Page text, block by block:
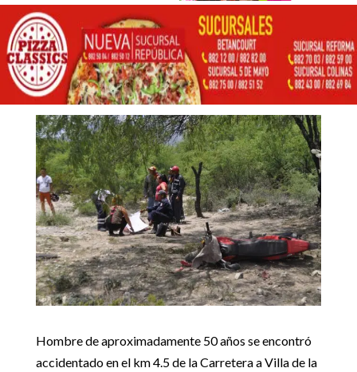
 Inicio 5 Noticias locales 5
Accidente de motociclista en carretera a la paz
ACCIDENTE DE
MOTOCICLISTA EN
CARRETERA A LA PAZ
Noticias locales
23 abril, 2017
Hombre de aproximadamente 50 años se encontró
accidentado en el km 4.5 de la Carretera a Villa de la